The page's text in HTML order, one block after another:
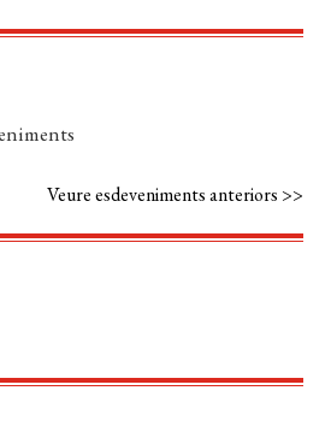
Veure esdeveniments anteriors >>